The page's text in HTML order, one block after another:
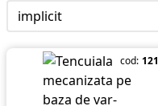
implicit
cod: